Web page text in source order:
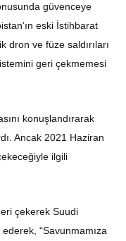
güvenceye
eski İstihbarat
dron ve füze saldırıları
geri çekmemesi
konuşlandırarak
Ancak 2021 Haziran
ilgili
çekerek Suudi
“Savunmamıza